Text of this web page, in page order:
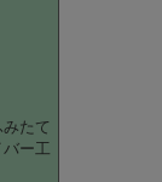
たて
ー工